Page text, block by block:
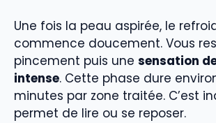
Une fois la peau aspirée, le
commence doucement. Vous
pincement puis une sensation
intense. Cette phase dure
minutes par zone traitée. C’est
permet de lire ou se reposer.